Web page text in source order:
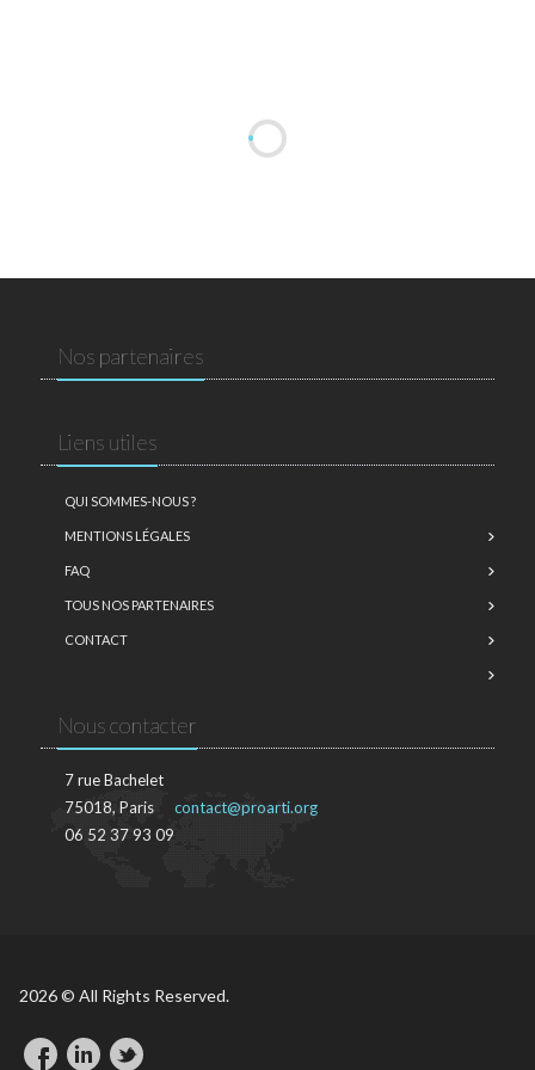
Nos partenaires
Liens utiles
QUI SOMMES-NOUS ?
MENTIONS LÉGALES
FAQ
TOUS NOS PARTENAIRES
CONTACT
Nous contacter
7 rue Bachelet
75018, Paris
06 52 37 93 09
contact@proarti.org
2026 © All Rights Reserved.